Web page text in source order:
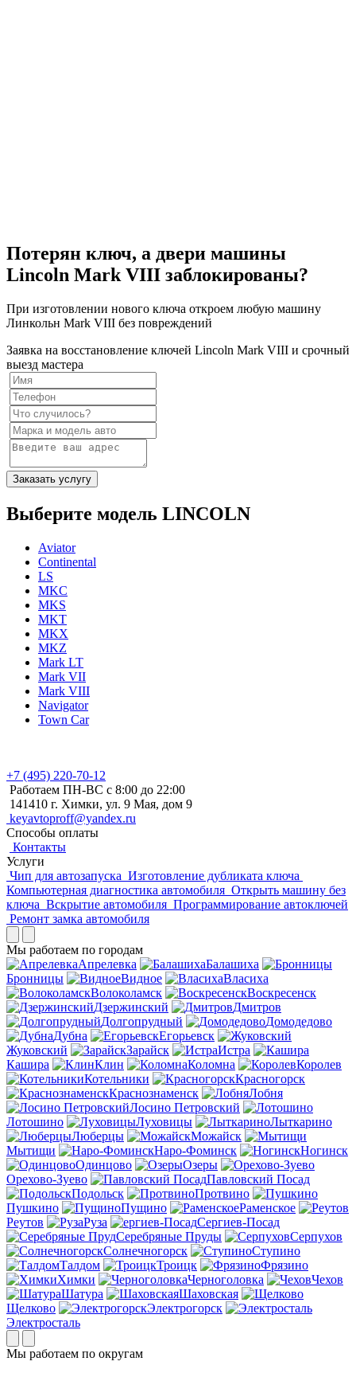
Потерян ключ, а двери машины
Lincoln Mark VIII заблокированы?
При изготовлении нового ключа откроем любую машину
Линкольн Mark VIII без повреждений
Заявка на восстановление ключей Lincoln Mark VIII и срочный
выезд мастера
Заказать услугу
Выберите модель LINCOLN
Aviator
Continental
LS
MKC
MKS
MKT
MKX
MKZ
Mark LT
Mark VII
Mark VIII
Navigator
Town Car
+7 (495) 220-70-12
Работаем ПН-ВС с 8:00 до 22:00
141410 г. Химки, ул. 9 Мая, дом 9
keyavtoproff@yandex.ru
Способы оплаты
Контакты
Услуги
Чип для автозапуска Изготовление дубликата ключа
Компьютерная диагностика автомобиля Открыть машину без
ключа Вскрытие автомобиля Программирование автоключей
Ремонт замка автомобиля
Мы работаем по городам
Апрелевка
Балашиха
Бронницы
Видное
Власиха
Волоколамск
Воскресенск
Дзержинский
Дмитров
Долгопрудный
Домодедово
Дубна
Егорьевск
Жуковский
Зарайск
Истра
Кашира
Клин Коломна
Королев
Котельники
Красногорск
Краснознаменск
Лобня
Лосино Петровский
Лотошино
Луховицы
Лыткарино
Люберцы
Можайск
Мытищи
Наро-Фоминск
Ногинск
Одинцово
Озеры
Орехово-Зуево
Павловский Посад
Подольск
Протвино
Пушкино
Пущино
Раменское
Реутов
Руза
Сергиев-Посад
Серебряные Пруды
Серпухов
Солнечногорск
Ступино
Талдом
Троицк
Фрязино
Химки
Черноголовка
Чехов
Шатура
Шаховская
Щелково
Электрогорск
Электросталь
Мы работаем по округам